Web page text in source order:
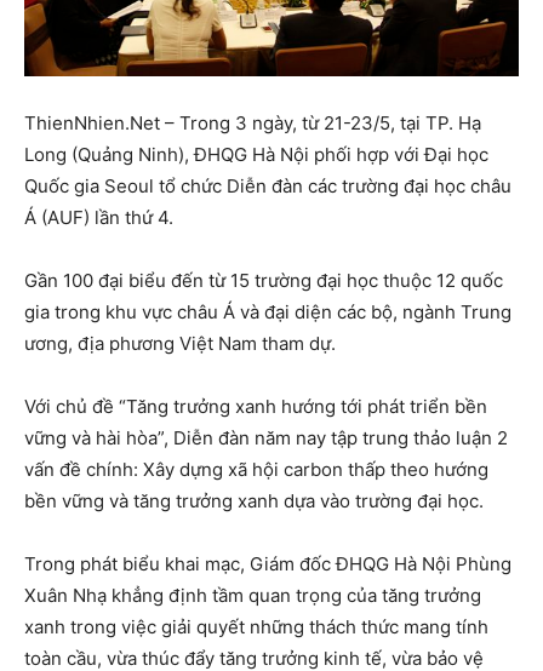
ThienNhien.Net – Trong 3 ngày, từ 21-23/5, tại TP. Hạ
Long (Quảng Ninh), ĐHQG Hà Nội phối hợp với Đại học
Quốc gia Seoul tổ chức Diễn đàn các trường đại học châu
Á (AUF) lần thứ 4.
Gần 100 đại biểu đến từ 15 trường đại học thuộc 12 quốc
gia trong khu vực châu Á và đại diện các bộ, ngành Trung
ương, địa phương Việt Nam tham dự.
Với chủ đề “Tăng trưởng xanh hướng tới phát triển bền
vững và hài hòa”, Diễn đàn năm nay tập trung thảo luận 2
vấn đề chính: Xây dựng xã hội carbon thấp theo hướng
bền vững và tăng trưởng xanh dựa vào trường đại học.
Trong phát biểu khai mạc, Giám đốc ĐHQG Hà Nội Phùng
Xuân Nhạ khẳng định tầm quan trọng của tăng trưởng
xanh trong việc giải quyết những thách thức mang tính
toàn cầu, vừa thúc đẩy tăng trưởng kinh tế, vừa bảo vệ